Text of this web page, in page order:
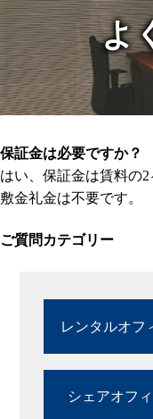
よ
保証金は必要ですか？
はい、保証金は賃料の2
敷金礼金は不要です。
ご質問カテゴリー
レンタルオフ
シェアオフ